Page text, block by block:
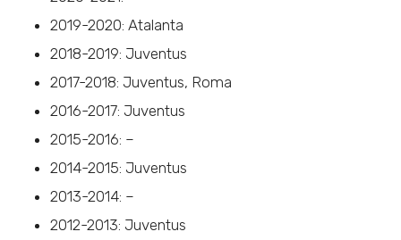
2019-2020: Atalanta
2018-2019: Juventus
2017-2018: Juventus, Roma
2016-2017: Juventus
2015-2016: –
2014-2015: Juventus
2013-2014: –
2012-2013: Juventus